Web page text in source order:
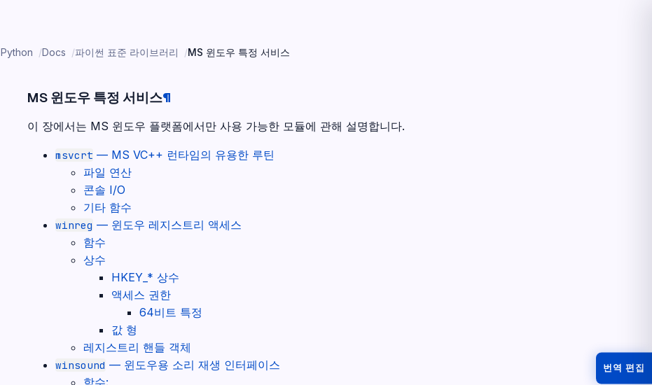
Python Docs 파이썬 표준 라이브러리 MS 윈도우 특정 서비스
MS 윈도우 특정 서비스¶
이 장에서는 MS 윈도우 플랫폼에서만 사용 가능한 모듈에 관해 설명합니다.
msvcrt — MS VC++ 런타임의 유용한 루틴
파일 연산
콘솔 I/O
기타 함수
winreg — 윈도우 레지스트리 액세스
함수
상수
HKEY_* 상수
액세스 권한
64비트 특정
값 형
레지스트리 핸들 객체
winsound — 윈도우용 소리 재생 인터페이스
번역 편집